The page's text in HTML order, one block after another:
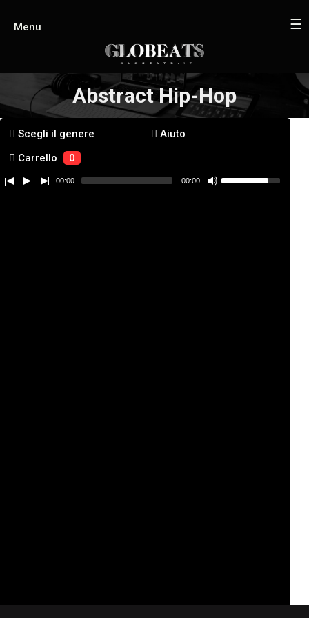
Menu ☰
Abstract Hip-Hop
Scegli il genere
Aiuto
Carrello
0
00:00 00:00